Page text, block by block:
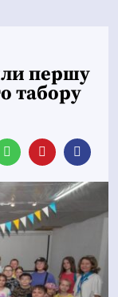
першу
табору